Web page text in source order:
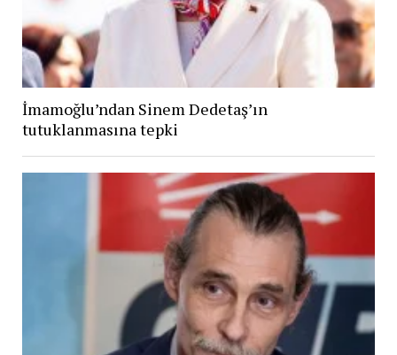
İmamoğlu’ndan Sinem Dedetaş’ın
tutuklanmasına tepki